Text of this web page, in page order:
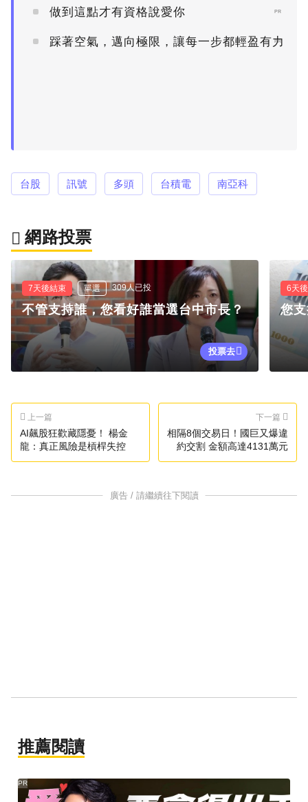
做到這點才有資格說愛你 PR
踩著空氣，邁向極限，讓每一步都輕盈有力
PR
台股 訊號 多頭 台積電 南亞科
網路投票
7天後結束 單選 309人已投
不管支持誰，您看好誰當選台中市長？
投票去
6天
您
上一篇
AI飆股狂歡藏隱憂！ 楊金
龍：真正風險是槓桿失控
下一篇
相隔8個交易日！國巨又爆違
約交割 金額高達4131萬元
廣告 / 請繼續往下閱讀
推薦閱讀
PR